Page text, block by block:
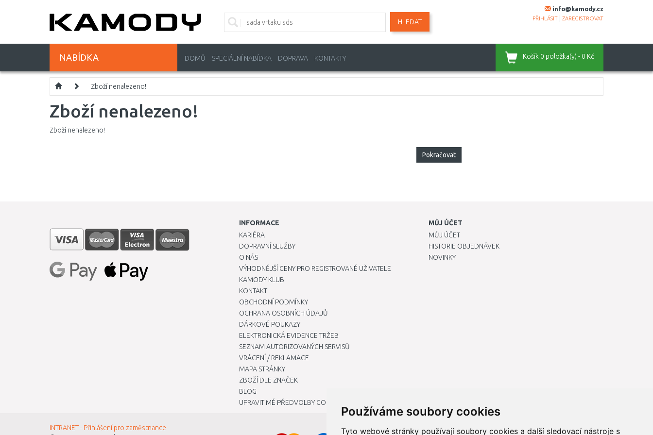
Používáme soubory cookies
Tyto webové stránky používají soubory cookies a další sledovací nástroje s
info@kamody.cz
PŘIHLÁSIT ZAREGISTROVAT
HLEDAT
NABÍDKA DOMŮ SPECIÁLNÍ NABÍDKA DOPRAVA KONTAKTY Košík 0 položka(y) - 0 Kč
Zboží nenalezeno!
Zboží nenalezeno!
Zboží nenalezeno!
Pokračovat
INFORMACE
KARIÉRA
DOPRAVNÍ SLUŽBY
O NÁS
VÝHODNĚJŠÍ CENY PRO REGISTROVANÉ UŽIVATELE
KAMODY KLUB
KONTAKT
OBCHODNÍ PODMÍNKY
OCHRANA OSOBNÍCH ÚDAJŮ
DÁRKOVÉ POUKAZY
ELEKTRONICKÁ EVIDENCE TRŽEB
SEZNAM AUTORIZOVANÝCH SERVISŮ
VRÁCENÍ / REKLAMACE
MAPA STRÁNKY
ZBOŽÍ DLE ZNAČEK
BLOG
UPRAVIT MÉ PŘEDVOLBY COOKIES
MŮJ ÚČET
MŮJ ÚČET
HISTORIE OBJEDNÁVEK
NOVINKY
INTRANET - Přihlášení pro zaměstnance